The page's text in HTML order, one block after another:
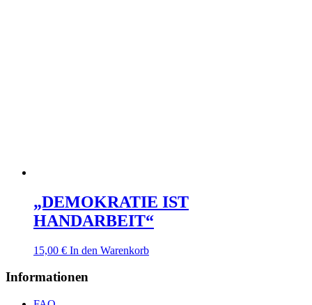
„DEMOKRATIE IST
HANDARBEIT“
15,00 € In den Warenkorb
Informationen